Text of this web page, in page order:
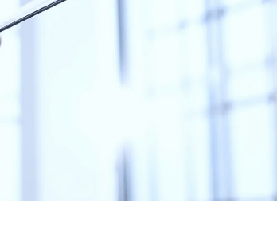
事業再生・倒産
ホテル・レジャー・カジノ
政府・地方公共団体・公的
アフリカ